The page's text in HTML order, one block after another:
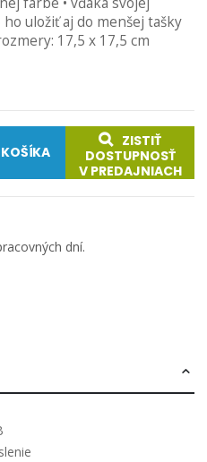
uložiť aj do menšej tašky
17,5 x 17,5 cm
ZISTIŤ
DOSTUPNOSŤ
V PREDAJNIACH
dní.